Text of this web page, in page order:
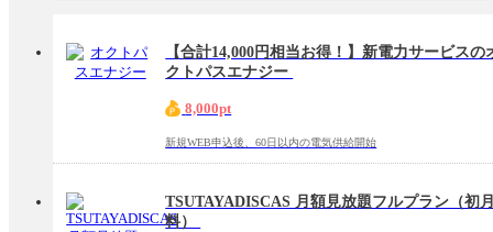
【合計14,000円相当お得！】新電力サービスの
クトパスエナジー
8,000pt
新規WEB申込後、60日以内の電気供給開始
TSUTAYADISCAS 月額見放題フルプラン（初
料）